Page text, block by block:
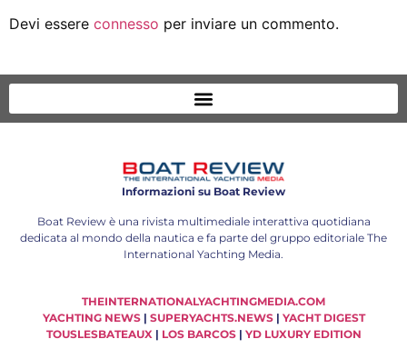
Devi essere connesso per inviare un commento.
Informazioni su Boat Review
Boat Review è una rivista multimediale interattiva quotidiana
dedicata al mondo della nautica e fa parte del gruppo editoriale The
International Yachting Media.
THEINTERNATIONALYACHTINGMEDIA.COM
YACHTING NEWS| SUPERYACHTS.NEWS| YACHT DIGEST
TOUSLESBATEAUX| LOS BARCOS| YD LUXURY EDITION